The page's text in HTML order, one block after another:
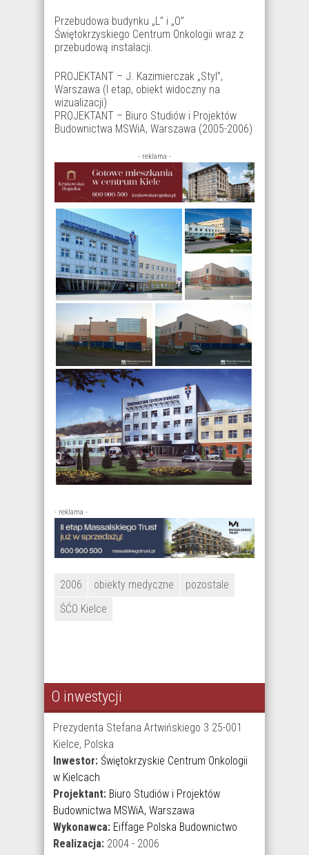
Przebudowa budynku „L” i „O”
Świętokrzyskiego Centrum Onkologii wraz z
przebudową instalacji.
PROJEKTANT – J. Kazimierczak „Styl”,
Warszawa (I etap, obiekt widoczny na
wizualizacji)
PROJEKTANT – Biuro Studiów i Projektów
Budownictwa MSWiA, Warszawa (2005-2006)
- reklama -
- reklama -
2006 obiekty medyczne
pozostale
ŚĆO Kielce
O inwestycji
Prezydenta Stefana Artwińskiego 3 25-001
Kielce, Polska
Inwestor: Świętokrzyskie Centrum Onkologii
w Kielcach
Projektant: Biuro Studiów i Projektów
Budownictwa MSWiA, Warszawa
Wykonawca: Eiffage Polska Budownictwo
Realizacja: 2004 - 2006